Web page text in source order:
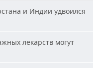
и Индии удвоился
лекарств могут